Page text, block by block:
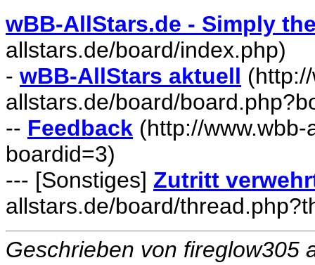
wBB-AllStars.de - Simply
allstars.de/board/index.php)
- wBB-AllStars aktuell
allstars.de/board/
-- Feedback (http://
boardid=3)
--- [Sonstiges] Zutritt
allstars.de/board/
Geschrieben von fireglow305